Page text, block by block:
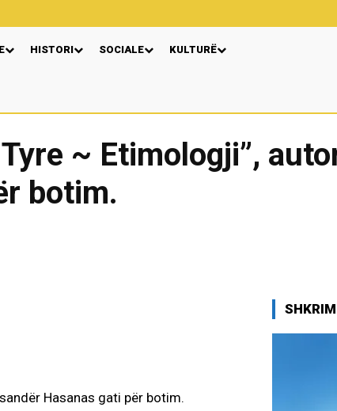
HISTORI SOCIALE KULTURË
~ Etimologji”,
botim.
Hasanas gati për botim.